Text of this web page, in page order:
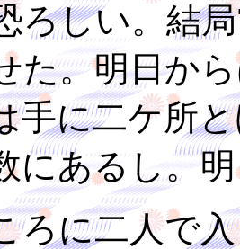
ろしい。結
た。明日か
手に二ケ所
にあるし。
に二人で入